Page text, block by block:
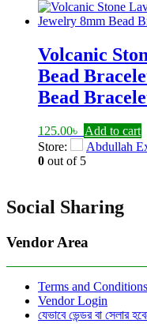
Volcanic
Bead
Bead
125.00৳ Add to cart
Store:
Abdullah
0 out of 5
Social Sharing
Vendor Area
Terms and
Vendor Login
যেভাবে ভেন্ডর বা সেলার